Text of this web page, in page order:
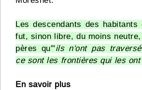
Les descendants des
fut, sinon libre, du moins
pères qu'"ils n'ont pas
ce sont les frontières qui les
En savoir plus